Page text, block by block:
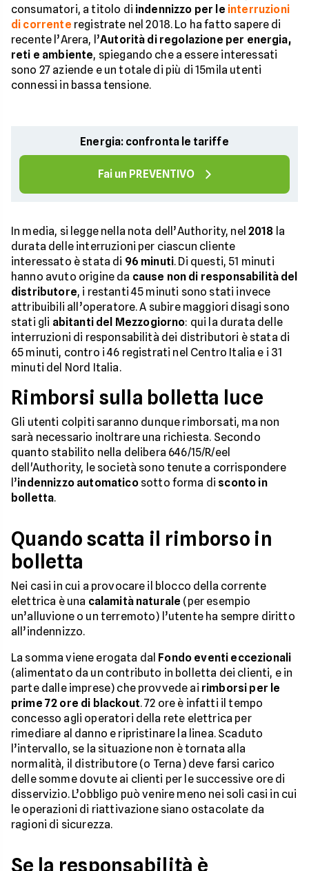
consumatori, a titolo di indennizzo per le interruzioni
di corrente registrate nel 2018. Lo ha fatto sapere di
recente l’Arera, l’Autorità di regolazione per energia,
reti e ambiente, spiegando che a essere interessati
sono 27 aziende e un totale di più di 15mila utenti
connessi in bassa tensione.
Energia: confronta le tariffe
Fai un PREVENTIVO
In media, si legge nella nota dell’Authority, nel 2018 la
durata delle interruzioni per ciascun cliente
interessato è stata di 96 minuti. Di questi, 51 minuti
hanno avuto origine da cause non di responsabilità del
distributore, i restanti 45 minuti sono stati invece
attribuibili all’operatore. A subire maggiori disagi sono
stati gli abitanti del Mezzogiorno: qui la durata delle
interruzioni di responsabilità dei distributori è stata di
65 minuti, contro i 46 registrati nel Centro Italia e i 31
minuti del Nord Italia.
Rimborsi sulla bolletta luce
Gli utenti colpiti saranno dunque rimborsati, ma non
sarà necessario inoltrare una richiesta. Secondo
quanto stabilito nella delibera 646/15/R/eel
dell'Authority, le società sono tenute a corrispondere
l’indennizzo automaticosotto forma di sconto in
bolletta.
Quando scatta il rimborso in
bolletta
Nei casi in cui a provocare il blocco della corrente
elettrica è una calamità naturale (per esempio
un’alluvione o un terremoto) l’utente ha sempre diritto
all’indennizzo.
La somma viene erogata dal Fondo eventi eccezionali
(alimentato da un contributo in bolletta dei clienti, e in
parte dalle imprese) che provvede ai rimborsi per le
prime 72 ore di blackout. 72 ore è infatti il tempo
concesso agli operatori della rete elettrica per
rimediare al danno e ripristinare la linea. Scaduto
l’intervallo, se la situazione non è tornata alla
normalità, il distributore (o Terna) deve farsi carico
delle somme dovute ai clienti per le successive ore di
disservizio. L’obbligo può venire meno nei soli casi in cui
le operazioni di riattivazione siano ostacolate da
ragioni di sicurezza.
Se la responsabilità è